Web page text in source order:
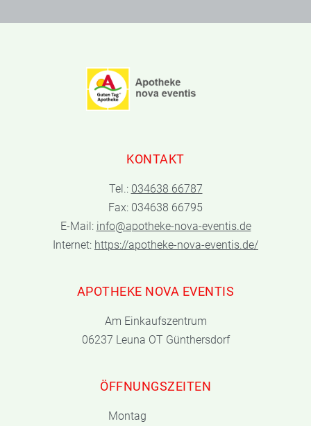
KONTAKT
Tel.: 034638 66787
Fax: 034638 66795
E-Mail: info@apotheke-nova-eventis.de
Internet: https://apotheke-nova-eventis.de/
APOTHEKE NOVA EVENTIS
Am Einkaufszentrum
06237 Leuna OT Günthersdorf
ÖFFNUNGSZEITEN
Montag